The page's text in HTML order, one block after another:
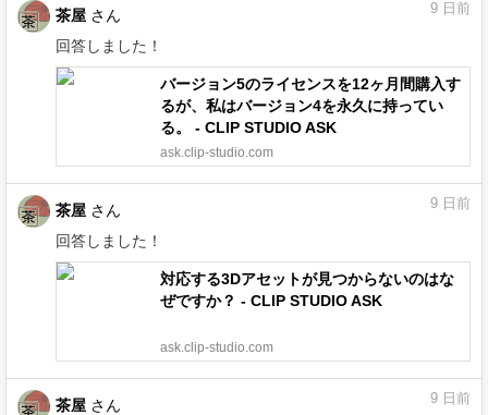
茶屋 さん
回答しました！
9 日前
バージョン5のライセンスを12ヶ月間購入す
るが、私はバージョン4を永久に持ってい
る。 - CLIP STUDIO ASK
ask.clip-studio.com
茶屋 さん
回答しました！
9 日前
対応する3Dアセットが見つからないのはな
ぜですか？ - CLIP STUDIO ASK
ask.clip-studio.com
茶屋 さん
9 日前